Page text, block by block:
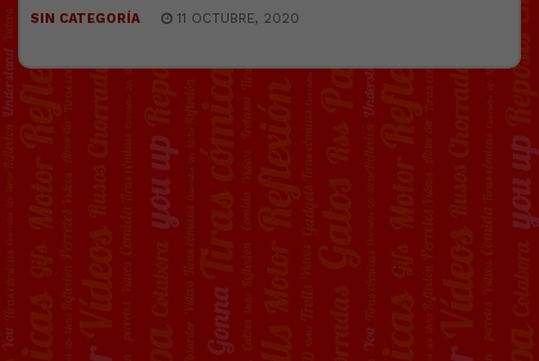
SIN CATEGORÍA 11 OCTUBRE, 2020